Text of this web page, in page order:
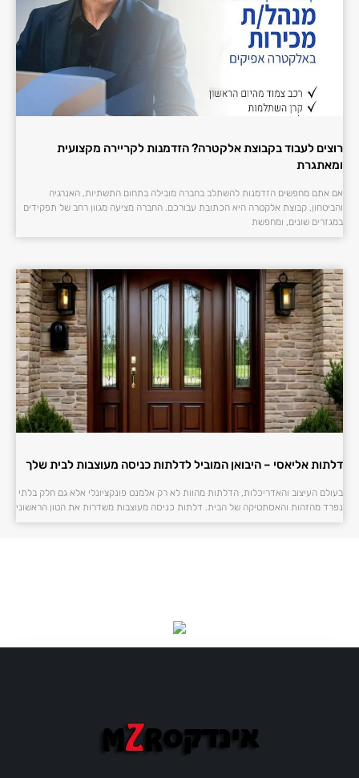
רוצים לעבוד בקבוצת אלקטרה? הזדמנות לקריירה מקצועית
ומאתגרת
אם אתם מחפשים הזדמנות להשתלב בחברה מובילה בתחום התשתיות, האנרגיה
והביטחון, קבוצת אלקטרה היא הכתובת עבורכם. החברה מציעה מגוון רחב של תפקידים
במגזרים שונים, ומחפשת
דלתות אליאסי – היבואן המוביל לדלתות כניסה מעוצבות לבית שלך
בעולם העיצוב והאדריכלות, הדלתות מהוות לא רק אלמנט פונקציונלי אלא גם חלק בלתי
נפרד מהזהות והאסתטיקה של הבית. דלתות כניסה מעוצבות משדרות את הטון הראשוני